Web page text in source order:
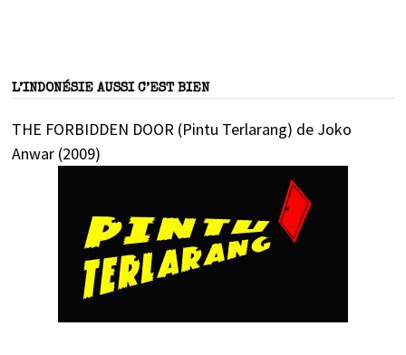
L’INDONÉSIE AUSSI C’EST BIEN
THE FORBIDDEN DOOR (Pintu Terlarang) de Joko
Anwar (2009)